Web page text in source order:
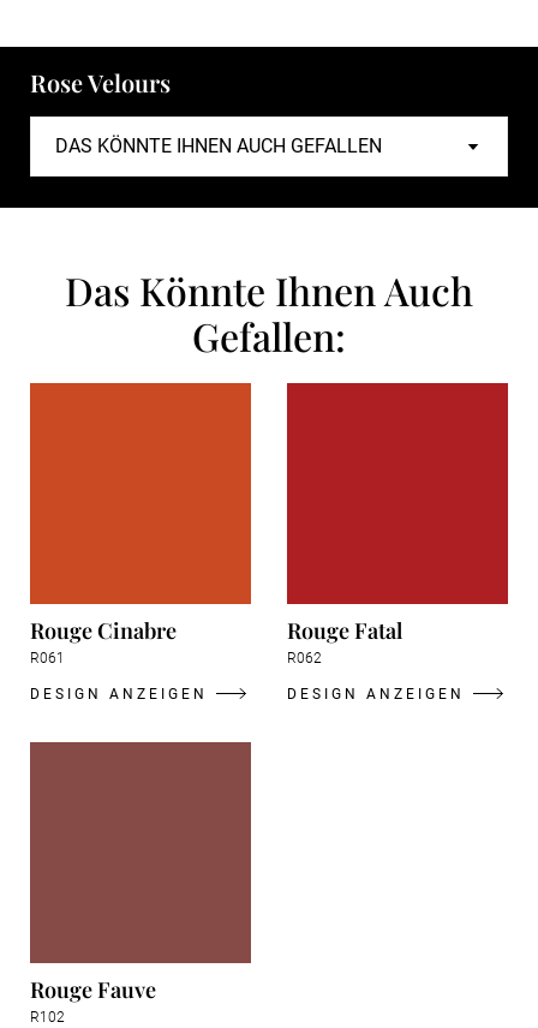
Rose Velours
Das Könnte Ihnen Auch
Gefallen:
Rouge Cinabre
R061
DESIGN ANZEIGEN
Rouge Fatal
R062
DESIGN ANZEIGEN
Rouge Fauve
R102